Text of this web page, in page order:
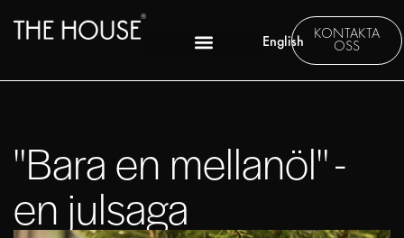
English
KONTAKTA
OSS
"Bara en mellanöl" -
en julsaga